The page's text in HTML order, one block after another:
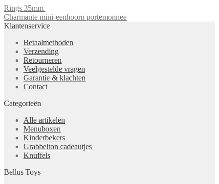
Rings 35mm
Charmante mini-eenhoorn portemonnee
Klantenservice
Betaalmethoden
Verzending
Retourneren
Veelgestelde vragen
Garantie & klachten
Contact
Categorieën
Alle artikelen
Menuboxen
Kinderbekers
Grabbelton cadeautjes
Knuffels
Bellus Toys